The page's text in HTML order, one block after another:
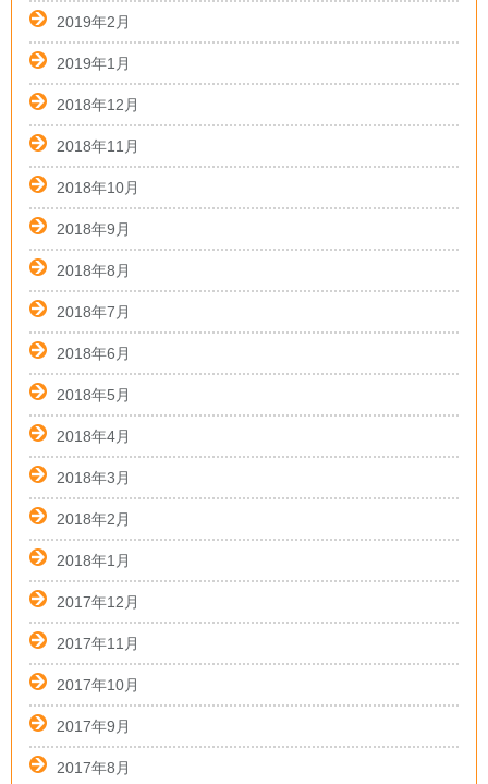
2019年2月
2019年1月
2018年12月
2018年11月
2018年10月
2018年9月
2018年8月
2018年7月
2018年6月
2018年5月
2018年4月
2018年3月
2018年2月
2018年1月
2017年12月
2017年11月
2017年10月
2017年9月
2017年8月